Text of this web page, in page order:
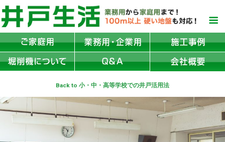
Back to 小・中・高等学校での井戸活用法